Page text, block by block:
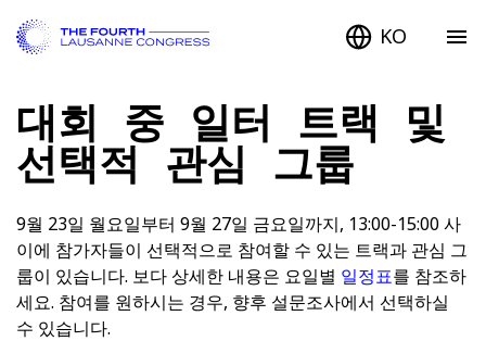
KO
대회 중 일터 트랙 및
선택적 관심 그룹
9월 23일 월요일부터 9월 27일 금요일까지, 13:00-15:00 사
이에 참가자들이 선택적으로 참여할 수 있는 트랙과 관심 그
룹이 있습니다. 보다 상세한 내용은 요일별 일정표를 참조하
세요. 참여를 원하시는 경우, 향후 설문조사에서 선택하실
수 있습니다.